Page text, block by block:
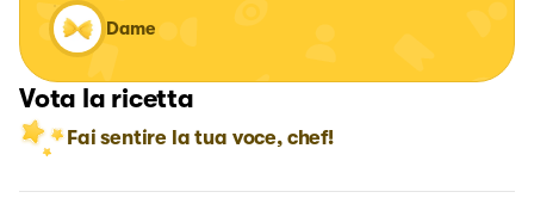
Dame
Vota la ricetta
Fai sentire la tua voce, chef!